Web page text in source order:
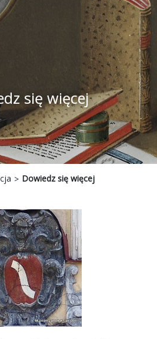
się więcej
Dowiedz się więcej